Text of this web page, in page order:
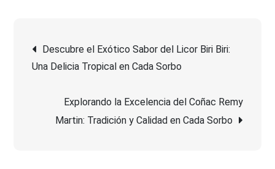
de
Elegir
Mejores
Copas
Navegación
de
entradas
Descubre el Exótico Sabor del Licor Biri Biri:
Una Delicia Tropical en Cada Sorbo
Explorando la Excelencia del Coñac Remy
Martin: Tradición y Calidad en Cada Sorbo